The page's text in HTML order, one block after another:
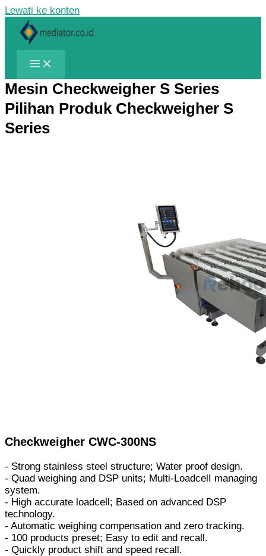
Lewati ke konten
Mesin Checkweigher S Series
Pilihan Produk Checkweigher S
Series
Checkweigher CWC-300NS
- Strong stainless steel structure; Water proof design.
- Quad weighing and DSP units; Multi-LoadcelI managing
system.
- High accurate loadcell; Based on advanced DSP
technology.
- Automatic weighing compensation and zero tracking.
- 100 products preset; Easy to edit and recall.
- Quickly product shift and speed recall.